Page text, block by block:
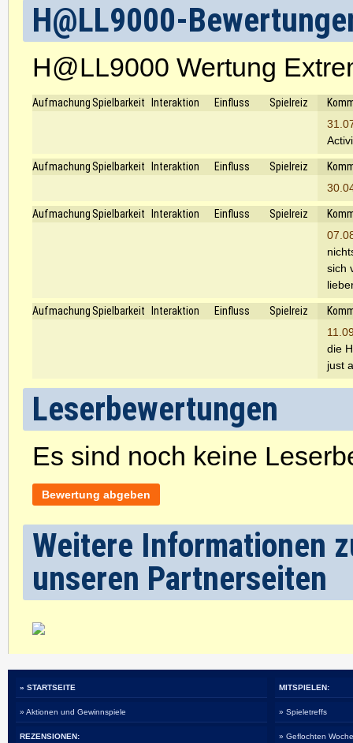
H@LL9000-
H@LL9000 Wertung
Aufmachung Spielbarkeit Interaktion Einfluss Spielreiz
Aufmachung Spielbarkeit Interaktion Einfluss Spielreiz
Aufmachung Spielbarkeit Interaktion Einfluss Spielreiz
sich
Aufmachung Spielbarkeit Interaktion Einfluss Spielreiz
die
just
Leserbewertungen
Es sind noch keine
Bewertung abgeben
Weitere Informationen
unseren Partnerseiten
» STARTSEITE
» Aktionen und Gewinnspiele
REZENSIONEN:
MITSPIELEN:
» Spieletreffs
» Geflochten